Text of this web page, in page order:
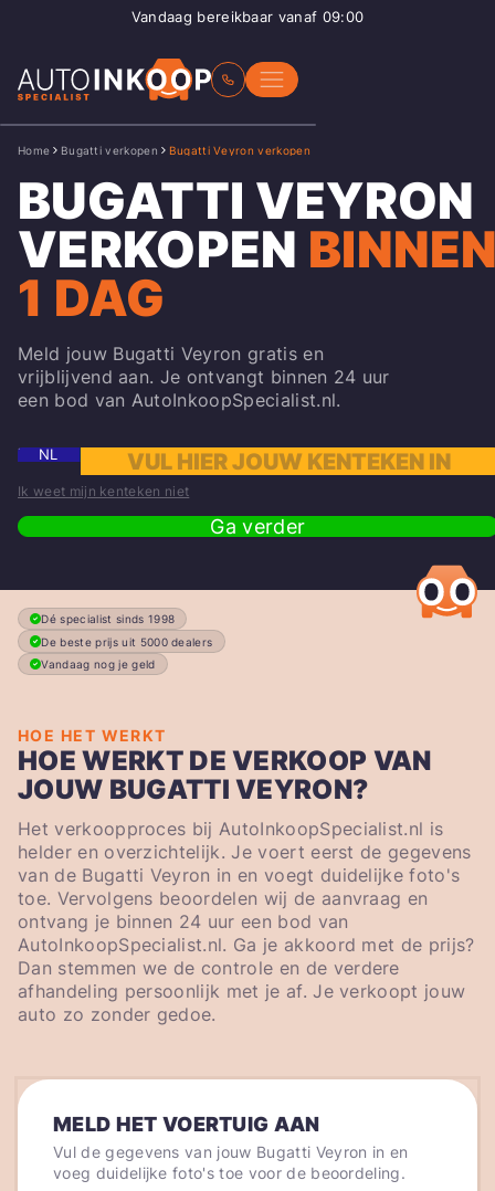
Vandaag bereikbaar vanaf 09:00
Home Bugatti verkopen Bugatti Veyron verkopen
BUGATTI VEYRON
VERKOPEN
1 DAG
Meld jouw Bugatti Veyron gratis en
vrijblijvend aan. Je ontvangt binnen 24 uur
een bod van AutoInkoopSpecialist.nl.
NL
Ik weet mijn kenteken niet
Ga verder
Dé specialist sinds 1998
De beste prijs uit 5000 dealers
Vandaag nog je geld
HOE HET WERKT
HOE WERKT DE VERKOOP VAN
JOUW BUGATTI VEYRON?
Het verkoopproces bij AutoInkoopSpecialist.nl is
helder en overzichtelijk. Je voert eerst de gegevens
van de Bugatti Veyron in en voegt duidelijke foto's
toe. Vervolgens beoordelen wij de aanvraag en
ontvang je binnen 24 uur een bod van
AutoInkoopSpecialist.nl. Ga je akkoord met de prijs?
Dan stemmen we de controle en de verdere
afhandeling persoonlijk met je af. Je verkoopt jouw
auto zo zonder gedoe.
MELD HET VOERTUIG AAN
Vul de gegevens van jouw Bugatti Veyron in en
voeg duidelijke foto's toe voor de beoordeling.